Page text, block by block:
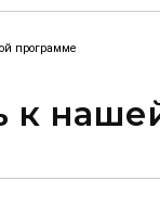
программе
к